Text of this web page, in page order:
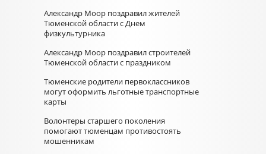
Александр Моор поздравил жителей
Тюменской области с Днем
физкультурника
Александр Моор поздравил строителей
Тюменской области с праздником
Тюменские родители первоклассников
могут оформить льготные транспортные
карты
Волонтеры старшего поколения
помогают тюменцам противостоять
мошенникам